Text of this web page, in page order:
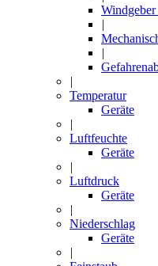
|
|
|
Temperatur
Geräte
|
Luftfeuchte
Geräte
|
Luftdruck
Geräte
|
Niederschlag
Geräte
|